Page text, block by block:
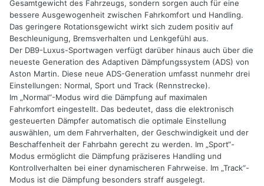
Gesamtgewicht des Fahrzeugs, sondern sorgen auch für eine
bessere Ausgewogenheit zwischen Fahrkomfort und Handling.
Das geringere Rotationsgewicht wirkt sich zudem positiv auf
Beschleunigung, Bremsverhalten und Lenkgefühl aus.
Der DB9-Luxus-Sportwagen verfügt darüber hinaus auch über die
neueste Generation des Adaptiven Dämpfungssystem (ADS) von
Aston Martin. Diese neue ADS-Generation umfasst nunmehr drei
Einstellungen: Normal, Sport und Track (Rennstrecke).
Im „Normal“-Modus wird die Dämpfung auf maximalen
Fahrkomfort eingestellt. Das bedeutet, dass die elektronisch
gesteuerten Dämpfer automatisch die optimale Einstellung
auswählen, um dem Fahrverhalten, der Geschwindigkeit und der
Beschaffenheit der Fahrbahn gerecht zu werden. Im „Sport“-
Modus ermöglicht die Dämpfung präziseres Handling und
Kontrollverhalten bei einer dynamischeren Fahrweise. Im „Track“-
Modus ist die Dämpfung besonders straff ausgelegt.